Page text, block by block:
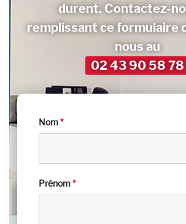
durent. Contactez-
remplissant ce formulaire
nous au
02 43 90 58 78
Nom*
Prénom*